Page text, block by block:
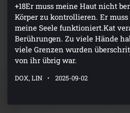
+18Er muss meine Haut nicht
Körper zu kontrollieren. Er
meine Seele funktioniert.Kat
Berührungen. Zu viele Hände
viele Grenzen wurden
von ihr übrig war.
DOX, LIN 2025-09-02